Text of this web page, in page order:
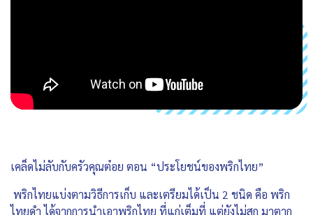
เคล็ดไม่ลับกับครัวคุณต๋อย ตอน “ประโยชน์ของพริกไทย”
พริกไทยแบ่งตามวิธีการเก็บ และเตรียมได้เป็น 2 ชนิด คือ พริก
ไทยดำ ได้จากการนำเอาพริกไทย ที่แก่เต็มที่ แต่ยังไม่สุก มาตาก